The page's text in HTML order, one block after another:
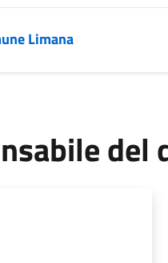
Limana
del